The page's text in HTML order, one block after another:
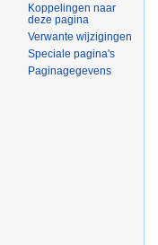
Koppelingen naar
deze pagina
Verwante wijzigingen
Speciale pagina's
Paginagegevens